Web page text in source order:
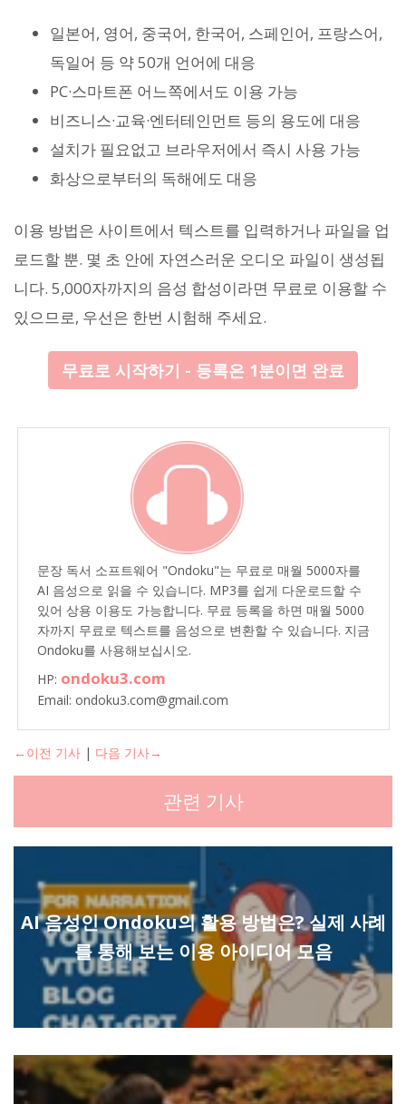
일본어, 영어, 중국어, 한국어, 스페인어, 프랑스어,
독일어 등 약 50개 언어에 대응
PC·스마트폰 어느쪽에서도 이용 가능
비즈니스·교육·엔터테인먼트 등의 용도에 대응
설치가 필요없고 브라우저에서 즉시 사용 가능
화상으로부터의 독해에도 대응
이용 방법은 사이트에서 텍스트를 입력하거나 파일을 업
로드할 뿐. 몇 초 안에 자연스러운 오디오 파일이 생성됩
니다. 5,000자까지의 음성 합성이라면 무료로 이용할 수
있으므로, 우선은 한번 시험해 주세요.
무료로 시작하기 - 등록은 1분이면 완료
문장 독서 소프트웨어 "Ondoku"는 무료로 매월 5000자를
AI 음성으로 읽을 수 있습니다. MP3를 쉽게 다운로드할 수
있어 상용 이용도 가능합니다. 무료 등록을 하면 매월 5000
자까지 무료로 텍스트를 음성으로 변환할 수 있습니다. 지금
Ondoku를 사용해보십시오.
HP: ondoku3.com
Email: ondoku3.com@gmail.com
←이전 기사 | 다음 기사→
관련 기사
AI 음성인 Ondoku의 활용 방법은? 실제 사례
를 통해 보는 이용 아이디어 모음